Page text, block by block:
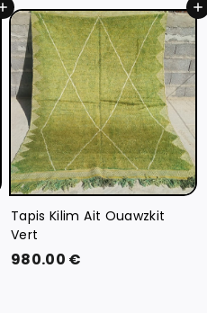
0
0
.
0
0
€
Ajouter au panier Ajouter au panier
Tapis Kilim Ait Ouawzkit
Vert
980.00 €